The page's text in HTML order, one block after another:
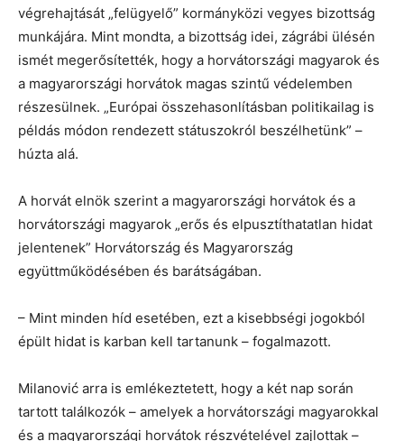
végrehajtását „felügyelő” kormányközi vegyes bizottság
munkájára. Mint mondta, a bizottság idei, zágrábi ülésén
ismét megerősítették, hogy a horvátországi magyarok és
a magyarországi horvátok magas szintű védelemben
részesülnek. „Európai összehasonlításban politikailag is
példás módon rendezett státuszokról beszélhetünk” –
húzta alá.
A horvát elnök szerint a magyarországi horvátok és a
horvátországi magyarok „erős és elpusztíthatatlan hidat
jelentenek” Horvátország és Magyarország
együttműködésében és barátságában.
– Mint minden híd esetében, ezt a kisebbségi jogokból
épült hidat is karban kell tartanunk – fogalmazott.
Milanović arra is emlékeztetett, hogy a két nap során
tartott találkozók – amelyek a horvátországi magyarokkal
és a magyarországi horvátok részvételével zajlottak –